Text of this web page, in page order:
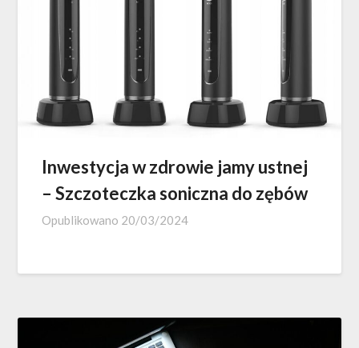
Inwestycja w zdrowie jamy ustnej
– Szczoteczka soniczna do zębów
Opublikowano 20/03/2024